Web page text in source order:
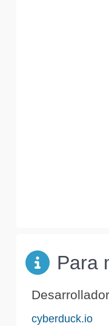
Para
Desarrollador
cyberduck.io